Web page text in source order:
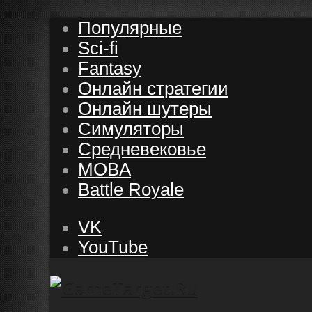
Популярные
Sci-fi
Fantasy
Онлайн стратегии
Онлайн шутеры
Симуляторы
Средневековье
MOBA
Battle Royale
VK
YouTube